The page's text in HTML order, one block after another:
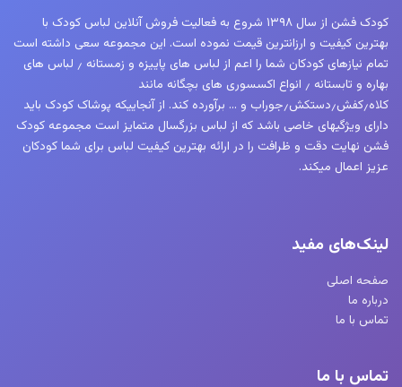
کودک فشن از سال ۱۳۹۸ شروع به فعالیت فروش آنلاین لباس کودک با
بهترین کیفیت و ارزانترین قیمت نموده است. این مجموعه سعی داشته است
تمام نیازهای کودکان شما را اعم از لباس های پاییزه و زمستانه ٫ لباس های
بهاره و تابستانه ٫ انواع اکسسوری های بچگانه مانند
کلاه٫کفش٫دستکش٫جوراب و … برآورده کند. از آنجاییکه پوشاک کودک باید
دارای ویژگیهای خاصی باشد که از لباس بزرگسال متمایز است مجموعه کودک
فشن نهایت دقت و ظرافت را در ارائه بهترین کیفیت لباس برای شما کودکان
عزیز اعمال میکند.
لینک‌های مفید
صفحه اصلی
درباره ما
تماس با ما
تماس با ما